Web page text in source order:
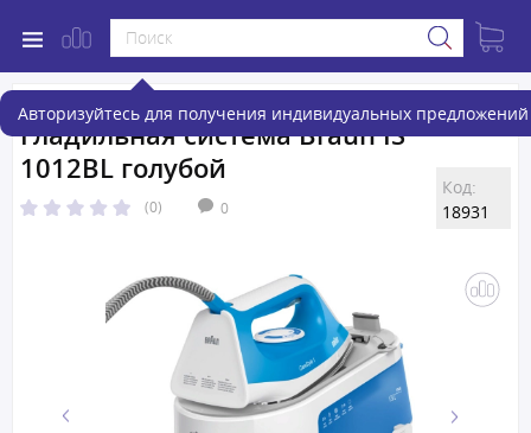
Авторизуйтесь для получения индивидуальных предложений
Гладильная система Braun IS
1012BL голубой
(0) 0
Код:
18931